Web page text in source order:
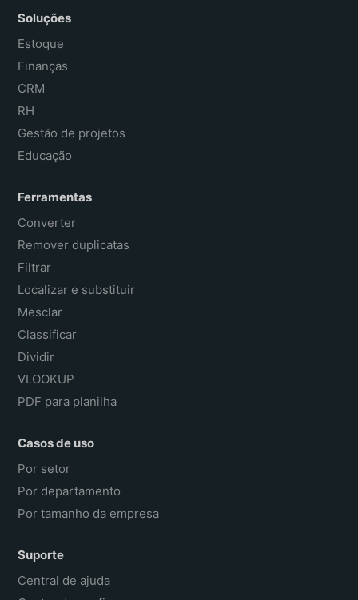
Soluções
Estoque
Finanças
CRM
RH
Gestão de projetos
Educação
Ferramentas
Converter
Remover duplicatas
Filtrar
Localizar e substituir
Mesclar
Classificar
Dividir
VLOOKUP
PDF para planilha
Casos de uso
Por setor
Por departamento
Por tamanho da empresa
Suporte
Central de ajuda